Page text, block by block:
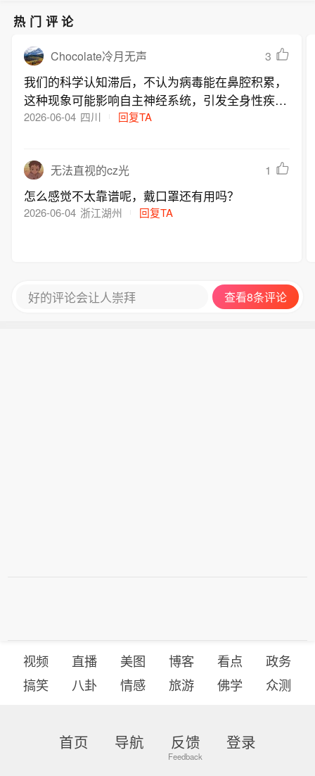
热门评论
Chocolate冷月无声 3
我们的科学认知滞后，不认为病毒能在鼻腔积累，
这种现象可能影响自主神经系统，引发全身性疾
病，导致普通病变得严重，急症普遍化，慢病年轻
2026-06-04 四川 回复TA
无法直视的cz光 1
怎么感觉不太靠谱呢，戴口罩还有用吗？
2026-06-04 浙江湖州 回复TA
好的评论会让人崇拜 查看8条评论
视频 直播 美图 博客 看点
政务
搞笑
八卦 情感 旅游 佛学 众测
首页 导航 反馈 登录